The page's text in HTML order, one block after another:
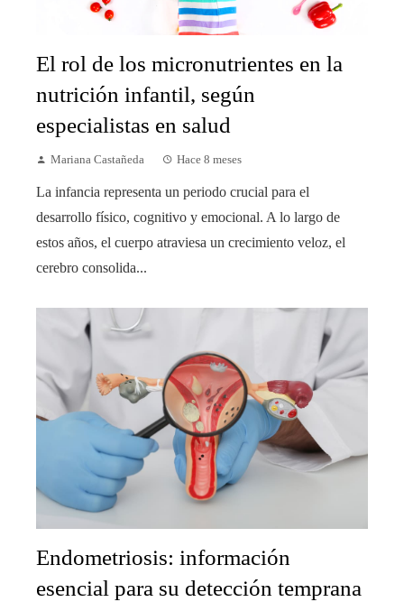
El rol de los micronutrientes en la
nutrición infantil, según
especialistas en salud
Mariana Castañeda Hace 8 meses
La infancia representa un periodo crucial para el
desarrollo físico, cognitivo y emocional. A lo largo de
estos años, el cuerpo atraviesa un crecimiento veloz, el
cerebro consolida...
Endometriosis: información
esencial para su detección temprana